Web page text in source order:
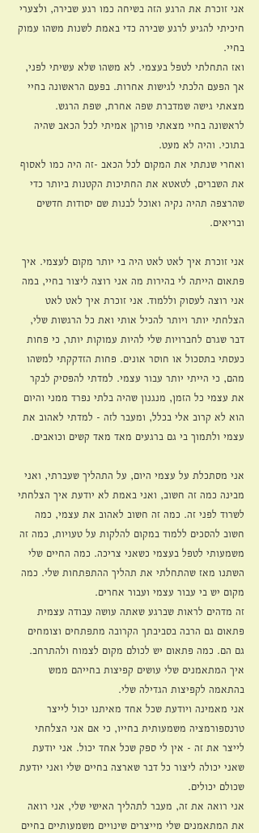
אני זוכרת את הרגע הזה בשיחה כמו רגע שבירה, ולצערי
חיכיתי להגיע לרגע שבירה כדי באמת לשנות משהו עמוק
בחיי.
ואז התחלתי לטפל בעצמי. לא משהו שלא עשיתי לפני,
אך הפעם הלכתי לגישות אחרות. בפעם הראשונה בחיי
מצאתי גישה שמדברת שפה אחרת, שפת הרגש.
לראשונה בחיי מצאתי פורקן אמיתי לכל הכאב שהיה
בתוכי. והיה לא מעט.
ואחרי שנתתי את המקום לכל הכאב -זה היה כמו לאסוף
את השברים, לטאטא את החתיכות הקטנות ביותר כדי
שהרצפה תהיה נקיה ואוכל לבנות שם יסודות חדשים
ובריאים.
אני זוכרת איך לאט לאט היה בי יותר מקום לעצמי. איך
פתאום הייתה לי בהירות מה אני רוצה ליצור בחיי, במה
אני רוצה לעסוק וללמוד. אני זוכרת איך לאט לאט
הצלחתי יותר ויותר להכיל אותי ואת כל הרגשות שלי,
דבר שגרם לחברויות שלי להיות עמוקות יותר, כי פחות
כעסתי בתסכול או חוסר אונים. פחות הזדקקתי למשהו
מהם, כי הייתי יותר עבור עצמי. למדתי להפסיק לבקר
את עצמי כל הזמן, מנגנון שהיה בלתי נפרד ממני והיום
הוא לא קרוב אלי בכלל, ומעבר לזה - למדתי לאהוב את
עצמי ולתמוך בי גם ברגעים מאד מאד קשים וכואבים.
אני מסתכלת על עצמי היום, על התהליך שעברתי, ואני
מבינה כמה זה חשוב, ואני באמת לא יודעת איך הצלחתי
לשרוד לפני זה. כמה זה חשוב לאהוב את עצמי, כמה
חשוב להסכים ללמוד במקום להלקות על טעויות, כמה זה
משמעותי לטפל בעצמי כשאני צריכה. כמה החיים שלי
השתנו מאז שהתחלתי את תהליך ההתפתחות שלי. כמה
מקום יש בי עבור עצמי ועבור אחרים.
זה מדהים לראות שברגע שאתה עושה עבודה עצמית
פתאום גם הרבה בסביבתך הקרובה מתפתחים וצומחים
גם הם. כמה פתאום יש לכולם מקום לצמוח ולהתרחב.
איך המתאמנים שלי עושים קפיצות בחייהם ממש
בהתאמה לקפיצות הגדילה שלי.
אני מאמינה ויודעת שכל אחד מאיתנו יכול לייצר
טרנספורמציה משמעותית בחייו, כי אם אני הצלחתי
לייצר את זה - אין לי ספק שכל אחד יכול. אני יודעת
שאני יכולה ליצור כל דבר שארצה בחיים שלי ואני יודעת
שכולם יכולים.
אני רואה את זה, מעבר לתהליך האישי שלי, אני רואה
את המתאמנים שלי מייצרים שינויים משמעותיים בחיים